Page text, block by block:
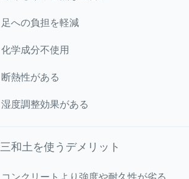
足への負担を軽減
化学成分不使用
断熱性がある
湿度調整効果がある
三和土を使うデメリット
コンクリートより強度や耐久性が劣る